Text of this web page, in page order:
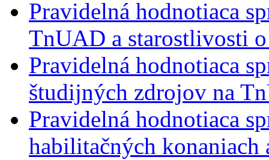
Pravidelná hodnotiaca
TnUAD a starostlivosti
Pravidelná hodnotiaca
študijných zdrojov na
Pravidelná hodnotiaca
habilitačných konaniach